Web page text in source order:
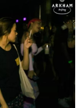
DJ 他的职业生
职仪式担任DJ 他
出 8.28本周三，
的强力Set，振
由A$AP Rock
流团体AWGE
作为现代摩登说
招牌式摩登潮流
Everywhere”火